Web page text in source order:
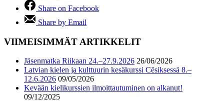
Share on Facebook
Share by Email
VIIMEISIMMÄT ARTIKKELIT
Jäsenmatka Riikaan 24.–27.9.2026 26/06/2026
Latvian kielen ja kulttuurin kesäkurssi Cēsiksessä 8.–
12.6.2026 09/05/2026
Kevään kielikurssien ilmoittautuminen on alkanut!
09/12/2025